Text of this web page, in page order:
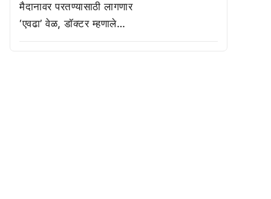
मैदानावर परतण्यासाठी लागणार
‘एवढा’ वेळ, डॉक्टर म्हणाले…